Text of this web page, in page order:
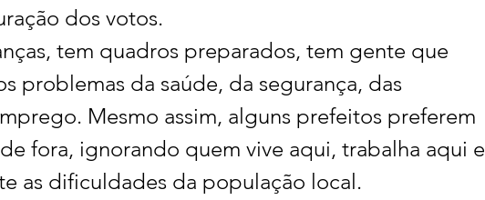
dos votos.
tem quadros preparados, tem gente que
problemas da saúde, da segurança, das
Mesmo assim, alguns prefeitos preferem
fora, ignorando quem vive aqui, trabalha aqui e
as dificuldades da população local.